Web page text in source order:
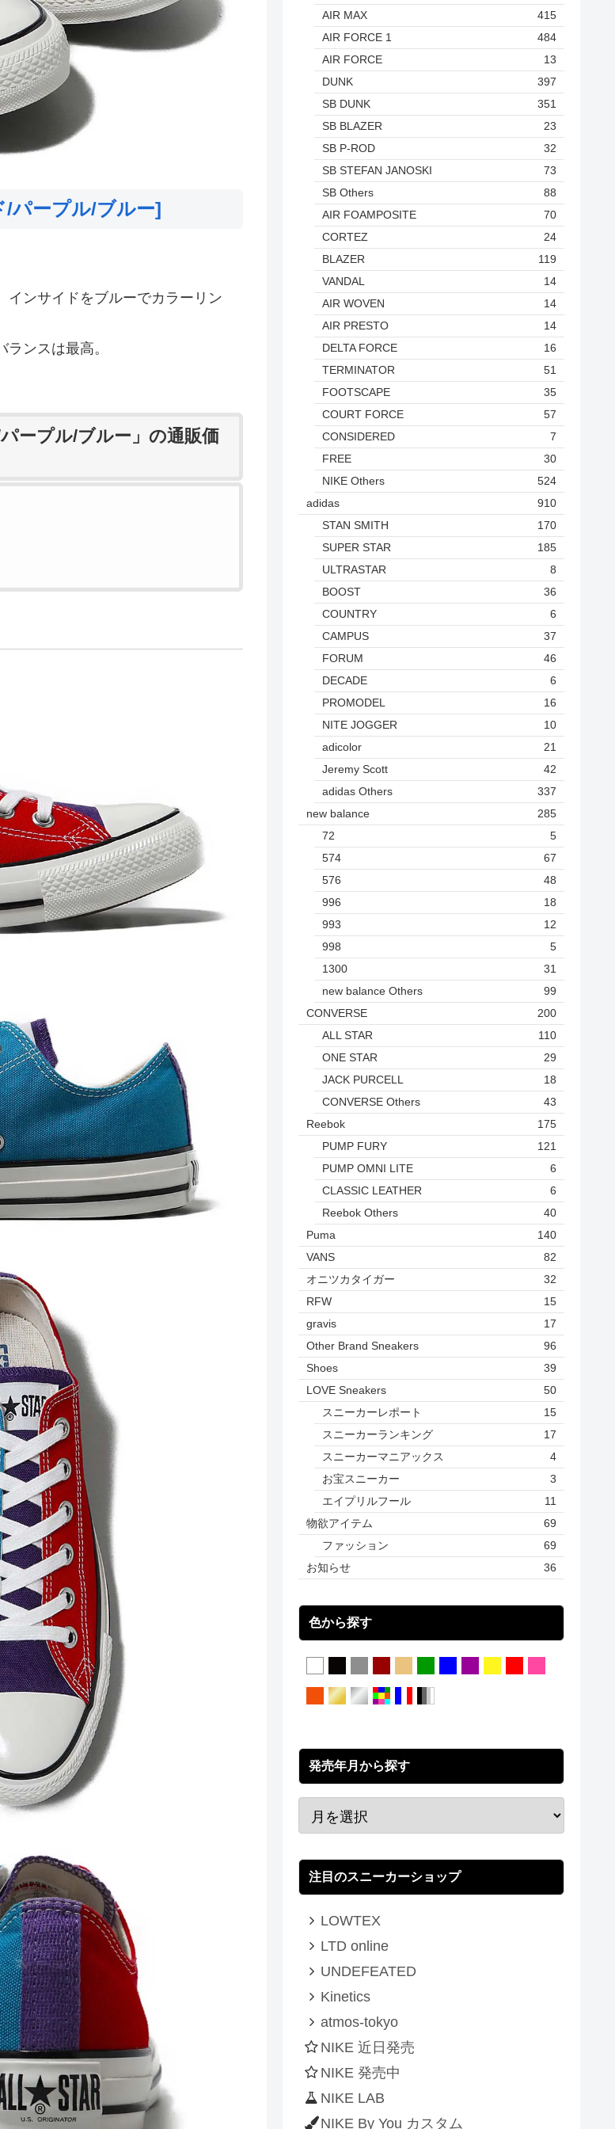
/パープル/ブルー]
インサイドをブルーでカラーリン
ンスは最高。
ープル/ブルー」の通販価
AIR MAX
415
AIR FORCE 1
484
AIR FORCE
13
DUNK
397
SB DUNK
351
SB BLAZER
23
SB P-ROD
32
SB STEFAN JANOSKI
73
SB Others
88
AIR FOAMPOSITE
70
CORTEZ
24
BLAZER
119
VANDAL
14
AIR WOVEN
14
AIR PRESTO
14
DELTA FORCE
16
TERMINATOR
51
FOOTSCAPE
35
COURT FORCE
57
CONSIDERED
7
FREE
30
NIKE Others
524
adidas
910
STAN SMITH
170
SUPER STAR
185
ULTRASTAR
8
BOOST
36
COUNTRY
6
CAMPUS
37
FORUM
46
DECADE
6
PROMODEL
16
NITE JOGGER
10
adicolor
21
Jeremy Scott
42
adidas Others
337
new balance
285
72
5
574
67
576
48
996
18
993
12
998
5
1300
31
new balance Others
99
CONVERSE
200
ALL STAR
110
ONE STAR
29
JACK PURCELL
18
CONVERSE Others
43
Reebok
175
PUMP FURY
121
PUMP OMNI LITE
6
CLASSIC LEATHER
6
Reebok Others
40
Puma
140
VANS
82
オニツカタイガー
32
RFW
15
gravis
17
Other Brand Sneakers
96
Shoes
39
LOVE Sneakers
50
スニーカーレポート
15
スニーカーランキング
17
スニーカーマニアックス
4
お宝スニーカー
3
エイプリルフール
11
物欲アイテム
69
ファッション
69
お知らせ
36
色から探す
発売年月から探す
注目のスニーカーショップ
LOWTEX
LTD online
UNDEFEATED
Kinetics
atmos-tokyo
NIKE 近日発売
NIKE 発売中
NIKE LAB
NIKE By You カスタム